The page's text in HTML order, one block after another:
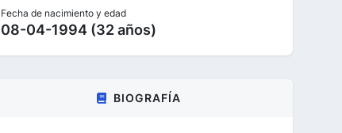
Fecha de nacimiento y edad
08-04-1994 (32 años)
BIOGRAFÍA